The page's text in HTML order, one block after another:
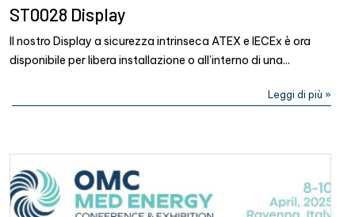
ST0028 Display
Il nostro Display a sicurezza intrinseca ATEX e IECEx è ora
disponibile per libera installazione o all’interno di una...
Leggi di più »